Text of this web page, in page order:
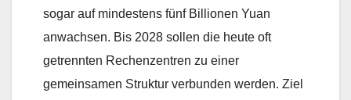
sogar auf mindestens fünf Billionen Yuan
anwachsen. Bis 2028 sollen die heute oft
getrennten Rechenzentren zu einer
gemeinsamen Struktur verbunden werden. Ziel